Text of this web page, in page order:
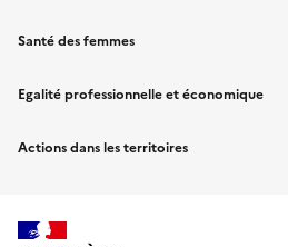
Santé des femmes
Egalité professionnelle et économique
Actions dans les territoires